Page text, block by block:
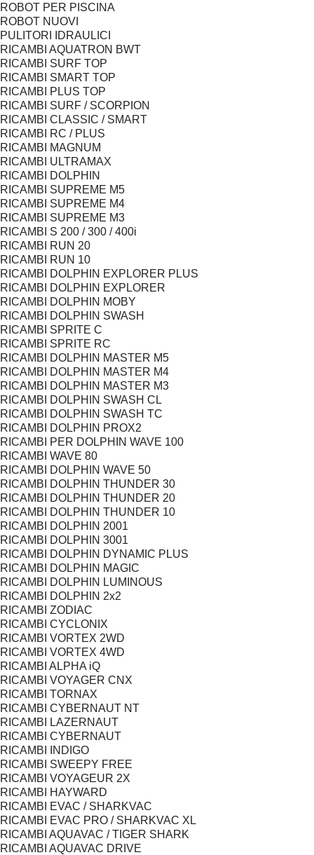
ROBOT PER PISCINA
ROBOT NUOVI
PULITORI IDRAULICI
RICAMBI AQUATRON BWT
RICAMBI SURF TOP
RICAMBI SMART TOP
RICAMBI PLUS TOP
RICAMBI SURF / SCORPION
RICAMBI CLASSIC / SMART
RICAMBI RC / PLUS
RICAMBI MAGNUM
RICAMBI ULTRAMAX
RICAMBI DOLPHIN
RICAMBI SUPREME M5
RICAMBI SUPREME M4
RICAMBI SUPREME M3
RICAMBI S 200 / 300 / 400i
RICAMBI RUN 20
RICAMBI RUN 10
RICAMBI DOLPHIN EXPLORER PLUS
RICAMBI DOLPHIN EXPLORER
RICAMBI DOLPHIN MOBY
RICAMBI DOLPHIN SWASH
RICAMBI SPRITE C
RICAMBI SPRITE RC
RICAMBI DOLPHIN MASTER M5
RICAMBI DOLPHIN MASTER M4
RICAMBI DOLPHIN MASTER M3
RICAMBI DOLPHIN SWASH CL
RICAMBI DOLPHIN SWASH TC
RICAMBI DOLPHIN PROX2
RICAMBI PER DOLPHIN WAVE 100
RICAMBI WAVE 80
RICAMBI DOLPHIN WAVE 50
RICAMBI DOLPHIN THUNDER 30
RICAMBI DOLPHIN THUNDER 20
RICAMBI DOLPHIN THUNDER 10
RICAMBI DOLPHIN 2001
RICAMBI DOLPHIN 3001
RICAMBI DOLPHIN DYNAMIC PLUS
RICAMBI DOLPHIN MAGIC
RICAMBI DOLPHIN LUMINOUS
RICAMBI DOLPHIN 2x2
RICAMBI ZODIAC
RICAMBI CYCLONIX
RICAMBI VORTEX 2WD
RICAMBI VORTEX 4WD
RICAMBI ALPHA iQ
RICAMBI VOYAGER CNX
RICAMBI TORNAX
RICAMBI CYBERNAUT NT
RICAMBI LAZERNAUT
RICAMBI CYBERNAUT
RICAMBI INDIGO
RICAMBI SWEEPY FREE
RICAMBI VOYAGEUR 2X
RICAMBI HAYWARD
RICAMBI EVAC / SHARKVAC
RICAMBI EVAC PRO / SHARKVAC XL
RICAMBI AQUAVAC / TIGER SHARK
RICAMBI AQUAVAC DRIVE